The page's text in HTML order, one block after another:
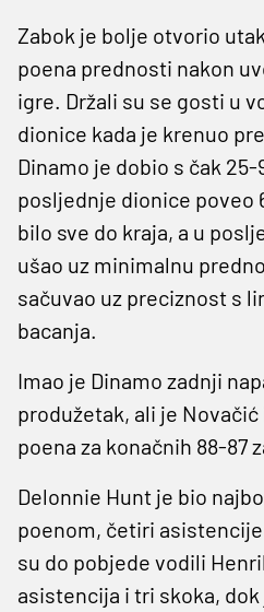
Zabok je bolje otvorio
poena prednosti nakon
igre. Držali su se gosti u
dionice kada je krenuo
Dinamo je dobio s čak
posljednje dionice poveo
bilo sve do kraja, a u
ušao uz minimalnu
sačuvao uz preciznost s
bacanja.
Imao je Dinamo zadnji
produžetak, ali je
poena za konačnih 88-87
Delonnie Hunt je bio
poenom, četiri
su do pobjede vodili
asistencija i tri skoka,